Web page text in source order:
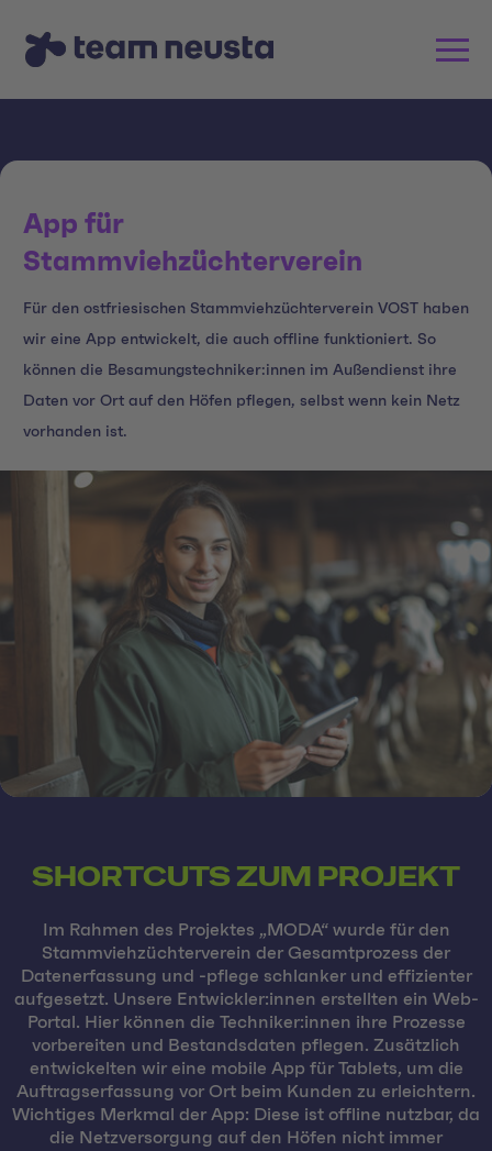
App für
Stammviehzüchterverein
Für den ostfriesischen Stammviehzüchterverein VOST haben
wir eine App entwickelt, die auch offline funktioniert. So
können die Besamungstechniker:innen im Außendienst ihre
Daten vor Ort auf den Höfen pflegen, selbst wenn kein Netz
vorhanden ist.
SHORTCUTS ZUM PROJEKT
Im Rahmen des Projektes „MODA“ wurde für den
Stammviehzüchterverein der Gesamtprozess der
Datenerfassung und -pflege schlanker und effizienter
aufgesetzt. Unsere Entwickler:innen erstellten ein Web-
Portal. Hier können die Techniker:innen ihre Prozesse
vorbereiten und Bestandsdaten pflegen. Zusätzlich
entwickelten wir eine mobile App für Tablets, um die
Auftragserfassung vor Ort beim Kunden zu erleichtern.
Wichtiges Merkmal der App: Diese ist offline nutzbar, da
die Netzversorgung auf den Höfen nicht immer